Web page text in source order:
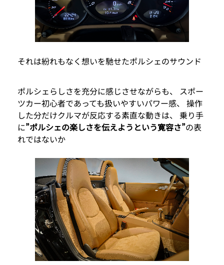
それは紛れもなく想いを馳せたポルシェのサウンド
ポルシェらしさを充分に感じさせながらも、 スポー
ツカー初心者であっても扱いやすいパワー感、 操作
した分だけクルマが反応する素直な動きは、 乗り手
に”ポルシェの楽しさを伝えようという寛容さ”の表
れではないか